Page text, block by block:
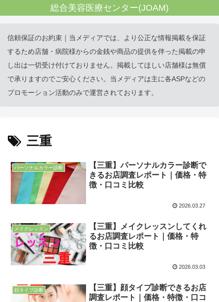
総合美容医療センター(JOAM)
信頼保証のお約束｜当メディアでは、より公正な情報掲載を保証
するため店舗・病院様からの金銭や商品の提供を伴った掲載の申
し出は一切受け付けておりません。掲載してほしい店舗様は無償
で承りますのでご安心ください。当メディアは主に各ASPなどの
プロモーション活動のみで運営されております。
三重
パーソナルカラー診断
【三重】パーソナルカラー診断で
きるお店調査レポート｜価格・特
徴・口コミ比較
2026.03.27
メイクレッスン
【三重】メイクレッスンしてくれ
るお店調査レポート｜価格・特
徴・口コミ比較
2026.03.03
顔タイプ診断
【三重】顔タイプ診断できるお店
調査レポート｜価格・特徴・口コ